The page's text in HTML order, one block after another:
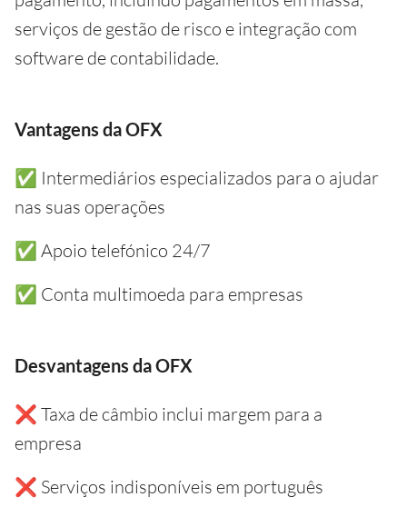
serviços de gestão de risco e integração com
software de contabilidade.
Vantagens da OFX
✅ Intermediários especializados para o ajudar
nas suas operações
✅ Apoio telefónico 24/7
✅ Conta multimoeda para empresas
Desvantagens da OFX
❌ Taxa de câmbio inclui margem para a
empresa
❌ Serviços indisponíveis em português